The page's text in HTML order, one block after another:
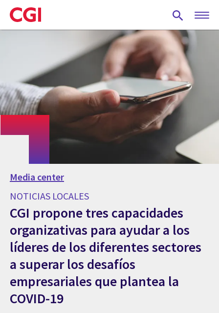
Skip
to
main
Media center
NOTICIAS LOCALES
CGI propone tres capacidades
organizativas para ayudar a los
líderes de los diferentes sectores
a superar los desafíos
empresariales que plantea la
COVID-19